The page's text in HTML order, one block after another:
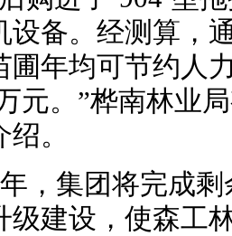
设备。经测算，
圃年均可节约人
元。”桦南林业
。
，集团将完成
级建设，使森工